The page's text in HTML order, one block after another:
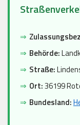
⇒
⇒ Behörde:
⇒ Straße:
⇒ Ort:36199
⇒ Bundesland: